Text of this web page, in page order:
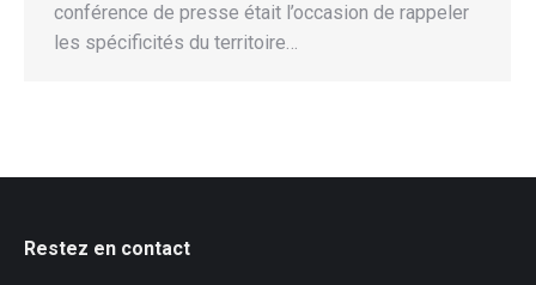
conférence de presse était l’occasion de rappeler
les spécificités du territoire…
Restez en contact